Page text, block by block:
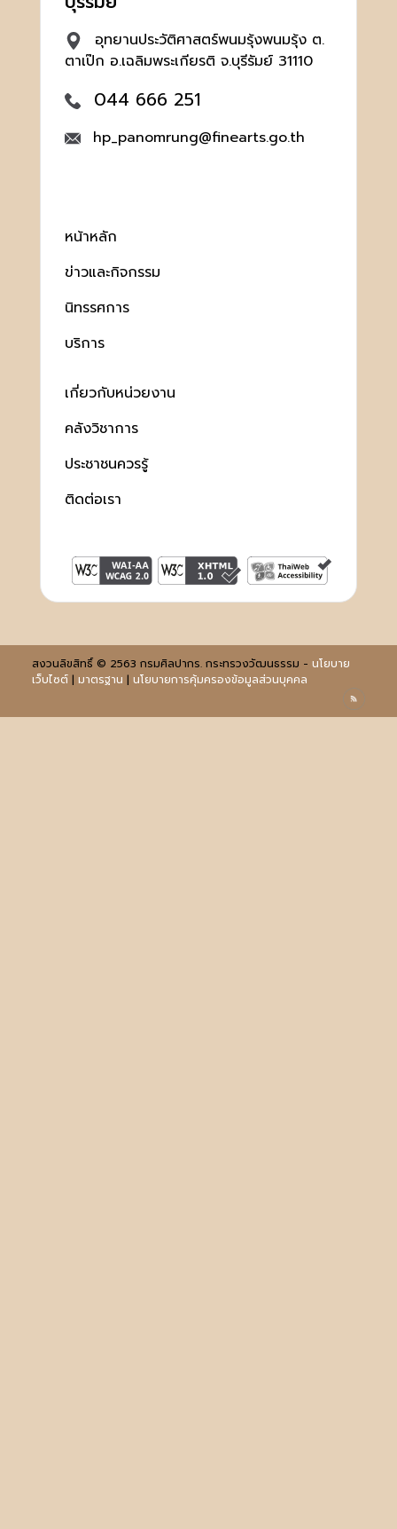
อุทยานประวัติศาสตร์พนมรุ้งพนมรุ้ง ต.
ตาเป๊ก อ.เฉลิมพระเกียรติ จ.บุรีรัมย์ 31110
044 666 251
hp_panomrung@finearts.go.th
หน้าหลัก
ข่าวและกิจกรรม
นิทรรศการ
บริการ
เกี่ยวกับหน่วยงาน
คลังวิชาการ
ประชาชนควรรู้
ติดต่อเรา
สงวนลิขสิทธิ์ © 2563 กรมศิลปากร. กระทรวงวัฒนธรรม - นโยบาย
เว็บไซต์| มาตรฐาน | นโยบายการคุ้มครองข้อมูลส่วนบุคคล